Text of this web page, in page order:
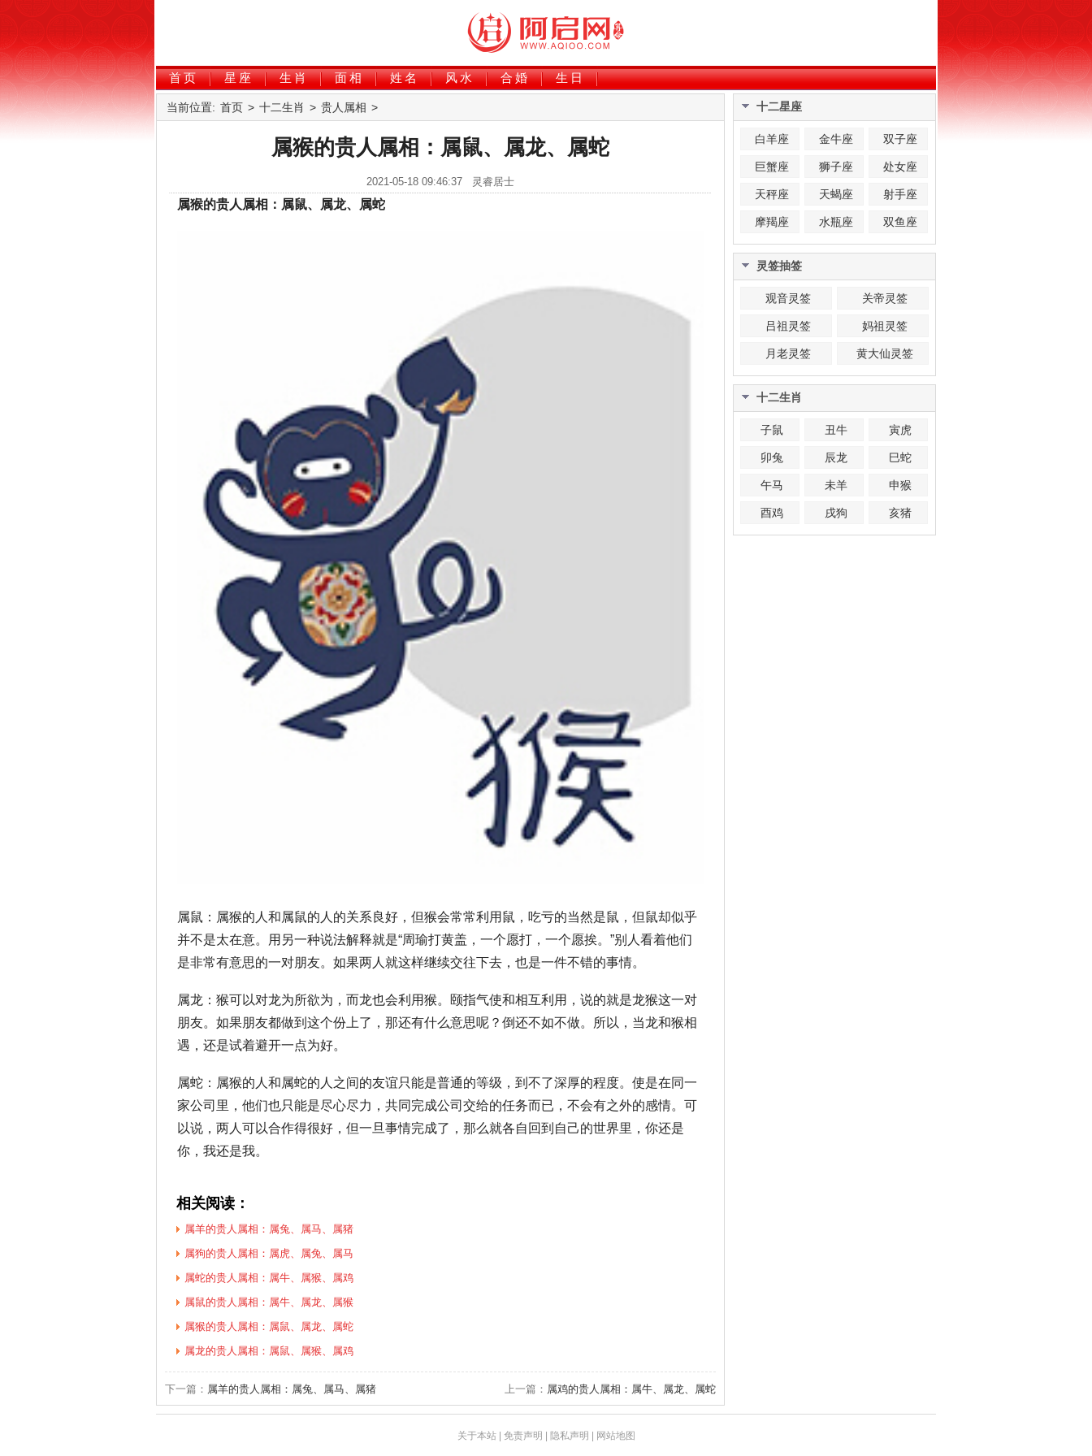
首页 星座 生肖 面相 姓名 风水 合婚 生日
当前位置: 首页 > 十二生肖 > 贵人属相 >
属猴的贵人属相：属鼠、属龙、属蛇
2021-05-18 09:46:37 灵睿居士
属猴的贵人属相：属鼠、属龙、属蛇
属鼠：属猴的人和属鼠的人的关系良好，但猴会常常利用鼠，吃亏的当然是鼠，但鼠却似乎
并不是太在意。用另一种说法解释就是“周瑜打黄盖，一个愿打，一个愿挨。”别人看着他们
是非常有意思的一对朋友。如果两人就这样继续交往下去，也是一件不错的事情。
属龙：猴可以对龙为所欲为，而龙也会利用猴。颐指气使和相互利用，说的就是龙猴这一对
朋友。如果朋友都做到这个份上了，那还有什么意思呢？倒还不如不做。所以，当龙和猴相
遇，还是试着避开一点为好。
属蛇：属猴的人和属蛇的人之间的友谊只能是普通的等级，到不了深厚的程度。使是在同一
家公司里，他们也只能是尽心尽力，共同完成公司交给的任务而已，不会有之外的感情。可
以说，两人可以合作得很好，但一旦事情完成了，那么就各自回到自己的世界里，你还是
你，我还是我。
相关阅读：
属羊的贵人属相：属兔、属马、属猪
属狗的贵人属相：属虎、属兔、属马
属蛇的贵人属相：属牛、属猴、属鸡
属鼠的贵人属相：属牛、属龙、属猴
属猴的贵人属相：属鼠、属龙、属蛇
属龙的贵人属相：属鼠、属猴、属鸡
下一篇： 属羊的贵人属相：属兔、属马、属猪 上一篇： 属鸡的贵人属相：属牛、属龙、属蛇
十二星座
白羊座 金牛座 双子座
巨蟹座 狮子座 处女座
天秤座 天蝎座 射手座
摩羯座 水瓶座 双鱼座
灵签抽签
观音灵签 关帝灵签
吕祖灵签 妈祖灵签
月老灵签 黄大仙灵签
十二生肖
子鼠 丑牛 寅虎
卯兔 辰龙 巳蛇
午马 未羊 申猴
酉鸡 戌狗 亥猪
关于本站| 免责声明 隐私声明 网站地图